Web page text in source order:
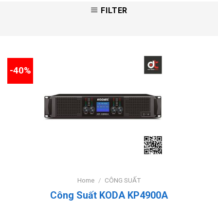
FILTER
-40%
Home / CÔNG SUẤT
Công Suất KODA KP4900A